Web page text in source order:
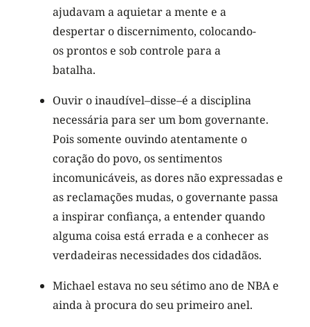
ajudavam a aquietar a mente e a
despertar o discernimento, colocando-
os prontos e sob controle para a
batalha.
Ouvir o inaudível–disse–é a disciplina
necessária para ser um bom governante.
Pois somente ouvindo atentamente o
coração do povo, os sentimentos
incomunicáveis, as dores não expressadas e
as reclamações mudas, o governante passa
a inspirar confiança, a entender quando
alguma coisa está errada e a conhecer as
verdadeiras necessidades dos cidadãos.
Michael estava no seu sétimo ano de NBA e
ainda à procura do seu primeiro anel.